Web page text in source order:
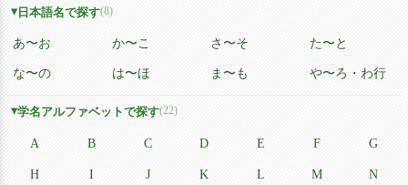
日本語名で探す(8)
あ〜お か〜こ さ〜そ た〜と
な〜の は〜ほ ま〜も や〜ろ・わ行
学名アルファベットで探す(22)
A B C D E F G
H I J K L M N